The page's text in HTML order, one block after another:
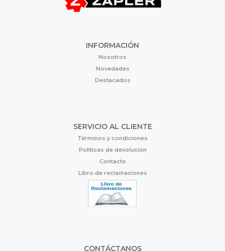
INFORMACIÓN
Nosotros
Novedades
Destacados
SERVICIO AL CLIENTE
Términos y condiciones
Políticas de devolución
Contacto
Libro de reclamaciones
CONTÁCTANOS